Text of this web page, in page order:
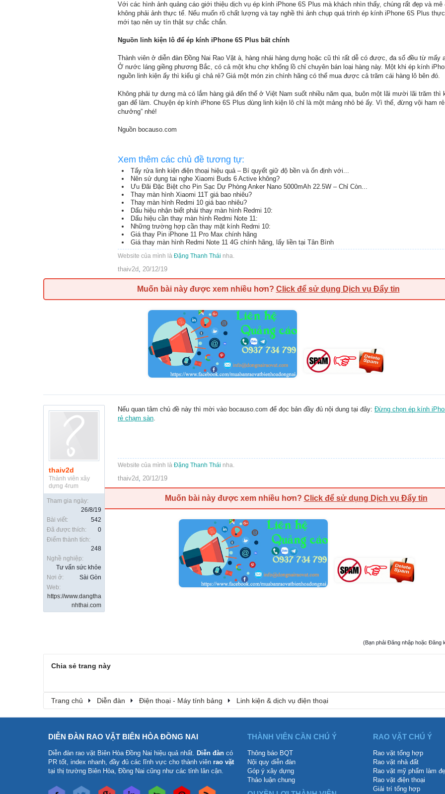
Với các hình ảnh quảng cáo giới thiệu dịch vụ ép kính iPhone 6S Plus mà khách nhìn thấy, chúng rất đẹp và mê
không phải ảnh thực tế. Nếu muốn rõ chất lượng và tay nghề thì ảnh chụp quá trình ép kính iPhone 6S Plus
mới tạo nên uy tín thật sự chắc chắn.
Nguồn linh kiện lô để ép kính iPhone 6S Plus bất chính
Thành viên ở diễn đàn Đồng Nai Rao Vặt à, hàng nhái hàng dựng hoặc cũ thì rất dễ có được, đa số đều từ mấy
Ở nước láng giềng phương Bắc, có cả một khu chợ khổng lồ chỉ chuyên bán loại hàng này. Một khi ép kính
nguồn linh kiện ấy thì kiểu gì chả rẻ? Giá một món zin chính hãng có thể mua được cả trăm cái hàng lô bên đó.
Không phải tự dưng mà có lắm hàng giả đến thế ở Việt Nam suốt nhiều năm qua, buôn một lãi mười lãi trăm thì
gan để làm. Chuyện ép kính iPhone 6S Plus dùng linh kiện lô chỉ là một mảng nhỏ bé ấy. Vì thế, đừng vội ham rẻ
chưởng” nhé!
Nguồn bocauso.com
Xem thêm các chủ đề tương tự:
Tẩy rửa linh kiện điện thoại hiệu quả – Bí quyết giữ độ bền và ổn định với...
Nên sử dụng tai nghe Xiaomi Buds 6 Active không?
Ưu Đãi Đặc Biệt cho Pin Sạc Dự Phòng Anker Nano 5000mAh 22.5W – Chỉ Còn...
Thay màn hình Xiaomi 11T giá bao nhiêu?
Thay màn hình Redmi 10 giá bao nhiêu?
Dấu hiệu nhận biết phải thay màn hình Redmi 10:
Dấu hiệu cần thay màn hình Redmi Note 11:
Những trường hợp cần thay mặt kính Redmi 10:
Giá thay Pin iPhone 11 Pro Max chính hãng
Giá thay màn hình Redmi Note 11 4G chính hãng, lấy liền tại Tân Bình
Website của mình là Đặng Thanh Thái nha.
thaiv2d, 20/12/19
Muốn bài này được xem nhiều hơn? Click để sử dụng Dịch vụ Đẩy tin
thaiv2d
Thành viên xây
dựng 4rum
Tham gia ngày:
26/8/19
Bài viết:
542
Đã được thích:
0
Điểm thành tích:
248
Nghề nghiệp:
Tư vấn sức khỏe
Nơi ở:
Sài Gòn
Web:
https://www.dangtha
nhthai.com
Nếu quan tâm chủ đề này thì mời vào bocauso.com để đọc bản đầy đủ nội dung tại đây: Đừng chọn ép kính
rẻ chạm sàn.
Website của mình là Đặng Thanh Thái nha.
thaiv2d, 20/12/19
Muốn bài này được xem nhiều hơn? Click để sử dụng Dịch vụ Đẩy tin
(Bạn phải Đăng nhập hoặc Đăng
Chia sẻ trang này
Trang chủ Diễn đàn Điện thoại - Máy tính bảng Linh kiện & dịch vụ điện thoại
DIỄN ĐÀN RAO VẶT BIÊN HÒA ĐỒNG NAI
Diễn đàn rao vặt Biên Hòa Đồng Nai hiệu quả nhất. Diễn đàn có
PR tốt, index nhanh, đầy đủ các lĩnh vực cho thành viên rao vặt
tại thị trường Biên Hòa, Đồng Nai cũng như các tỉnh lân cận.
THÀNH VIÊN CẦN CHÚ Ý
Thông báo BQT
Nội quy diễn đàn
Góp ý xây dựng
Thảo luận chung
RAO VẶT CHÚ Ý
Rao vặt tổng hợp
Rao vặt nhà đất
Rao vặt mỹ phẩm làm
Rao vặt điện thoại
Giải trí tổng hợp